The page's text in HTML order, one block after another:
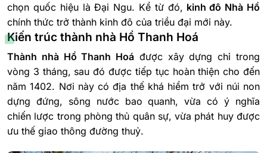
chọn quốc hiệu là Đại Ngu. Kể từ đó, kinh đô Nhà Hồ
chính thức trở thành kinh đô của triều đại mới này.
Kiến trúc thành nhà Hồ Thanh Hoá
Thành nhà Hồ Thanh Hoá được xây dựng chỉ trong
vòng 3 tháng, sau đó được tiếp tục hoàn thiện cho đến
năm 1402. Nơi này có địa thế khá hiểm trở với núi non
dựng đứng, sông nước bao quanh, vừa có ý nghĩa
chiến lược trong phòng thủ quân sự, vừa phát huy được
ưu thế giao thông đường thuỷ.